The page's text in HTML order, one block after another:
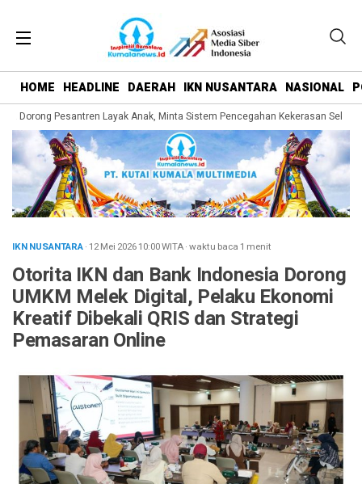
HOME HEADLINE DAERAH IKN NUSANTARA NASIONAL
Dorong Pesantren Layak Anak, Minta Sistem Pencegahan Kekerasan Seksual
IKN NUSANTARA· 12 Mei 202610:00WITA·waktu baca 1 menit
Otorita IKN dan Bank Indonesia Dorong
UMKM Melek Digital, Pelaku Ekonomi
Kreatif Dibekali QRIS dan Strategi
Pemasaran Online